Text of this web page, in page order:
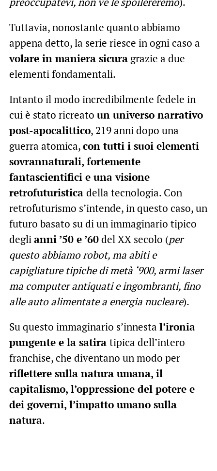
Tuttavia, nonostante quanto abbiamo
appena detto, la serie riesce in ogni caso a
volare in maniera sicuragrazie a due
elementi fondamentali.
Intanto il modo incredibilmente fedele in
cui è stato ricreato un universo narrativo
post-apocalittico, 219 anni dopo una
guerra atomica,con tutti i suoi elementi
sovrannaturali, fortemente
fantascientifici e una visione
retrofuturistica della tecnologia. Con
retrofuturismo s’intende, in questo caso, un
futuro basato su di un immaginario tipico
deglianni ’50 e ’60del XX secolo (per
questo abbiamo robot, ma abiti e
capigliature tipiche di metà ‘900, armi laser
ma computer antiquati e ingombranti, fino
alle auto alimentate a energia nucleare).
Su questo immaginario s’innesta l’ironia
pungente e la satira tipica dell’intero
franchise, che diventano un modo per
riflettere sulla natura umana, il
capitalismo, l’oppressione del potere e
dei governi, l’impatto umano sulla
natura.